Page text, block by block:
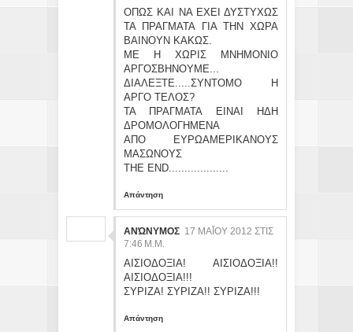
ΟΠΩΣ ΚΑΙ ΝΑ ΕΧΕΙ ΔΥΣΤΥΧΩΣ
ΤΑ ΠΡΑΓΜΑΤΑ ΓΙΑ ΤΗΝ ΧΩΡΑ
ΒΑΙΝΟΥΝ ΚΑΚΩΣ.
ΜΕ Η ΧΩΡΙΣ ΜΝΗΜΟΝΙΟ
ΑΡΓΟΣΒΗΝΟΥΜΕ...
ΔΙΑΛΕΞΤΕ.....ΣΥΝΤΟΜΟ Η
ΑΡΓΟ ΤΕΛΟΣ?
ΤΑ ΠΡΑΓΜΑΤΑ ΕΙΝΑΙ ΗΔΗ
ΔΡΟΜΟΛΟΓΗΜΕΝΑ
ΑΠΟ ΕΥΡΩΑΜΕΡΙΚΑΝΟΥΣ
ΜΑΣΩΝΟΥΣ
THE END...................
Απάντηση
ΑΝΏΝΥΜΟΣ 17 ΜΑΪ́ΟΥ 2012 ΣΤΙΣ 7:
46 Μ.Μ.
ΑΙΣΙΟΔΟΞΙΑ! ΑΙΣΙΟΔΟΞΙΑ!!
ΑΙΣΙΟΔΟΞΙΑ!!!
ΣΥΡΙΖΑ! ΣΥΡΙΖΑ!! ΣΥΡΙΖΑ!!!
Απάντηση